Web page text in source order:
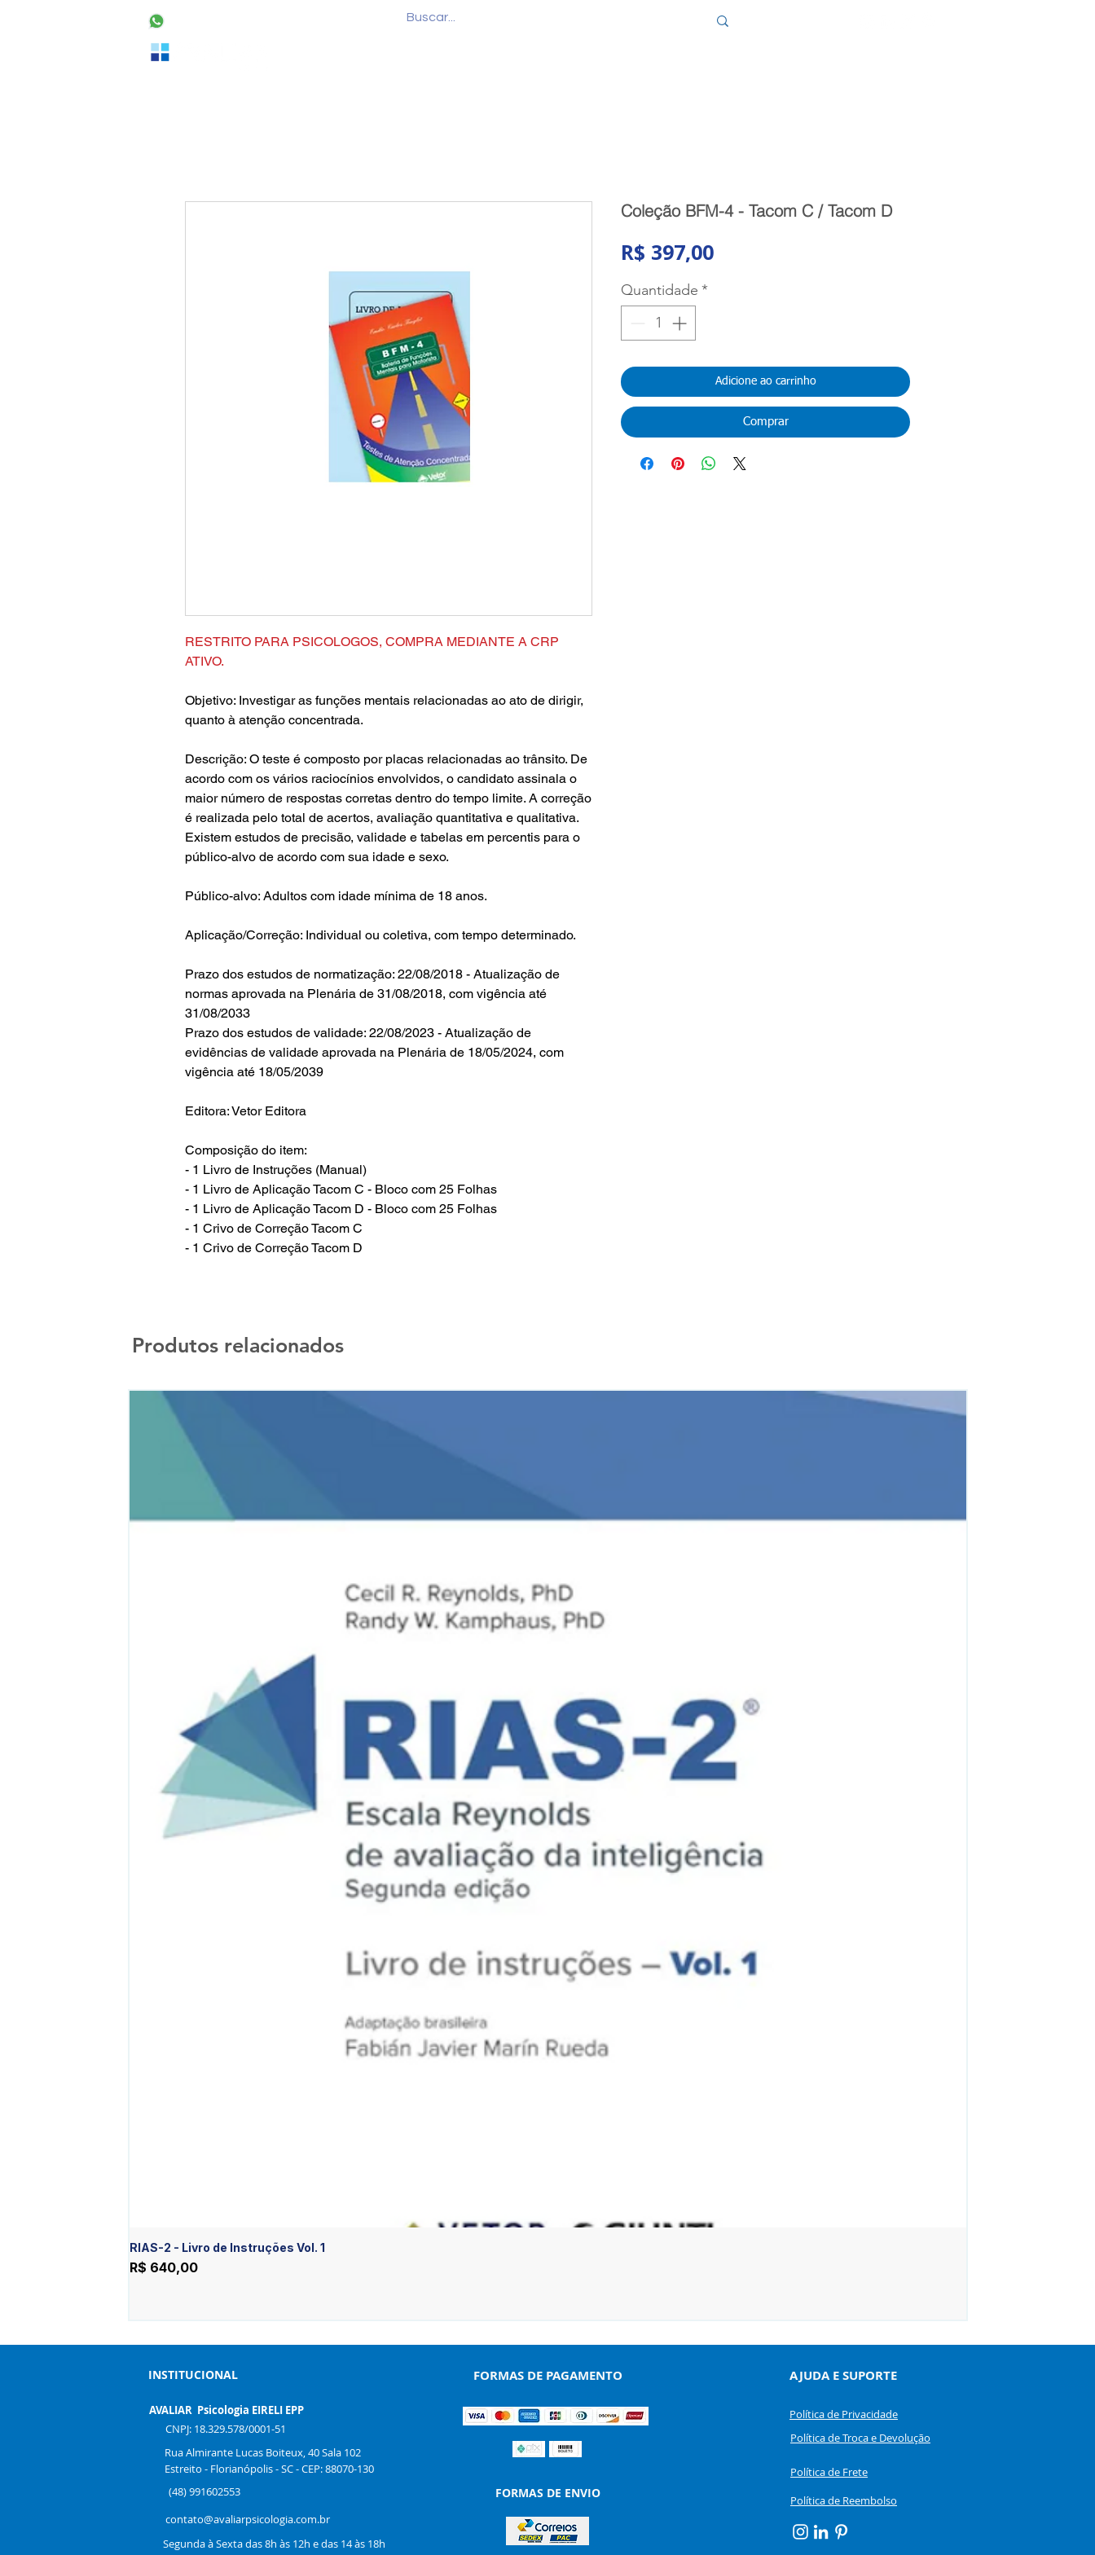
RESTRITO PARA PSICOLOGOS, COMPRA MEDIANTE A CRP
ATIVO.
Objetivo: Investigar as funções mentais relacionadas ao ato de dirigir,
quanto à atenção concentrada.
Descrição: O teste é composto por placas relacionadas ao trânsito. De
acordo com os vários raciocínios envolvidos, o candidato assinala o
maior número de respostas corretas dentro do tempo limite. A correção
é realizada pelo total de acertos, avaliação quantitativa e qualitativa.
Existem estudos de precisão, validade e tabelas em percentis para o
público-alvo de acordo com sua idade e sexo.
Público-alvo: Adultos com idade mínima de 18 anos.
Aplicação/Correção: Individual ou coletiva, com tempo determinado.
Prazo dos estudos de normatização: 22/08/2018 - Atualização de
normas aprovada na Plenária de 31/08/2018, com vigência até
31/08/2033
Prazo dos estudos de validade: 22/08/2023 - Atualização de
evidências de validade aprovada na Plenária de 18/05/2024, com
vigência até 18/05/2039
Editora: Vetor Editora
Composição do item:
- 1 Livro de Instruções (Manual)
- 1 Livro de Aplicação Tacom C - Bloco com 25 Folhas
- 1 Livro de Aplicação Tacom D - Bloco com 25 Folhas
- 1 Crivo de Correção Tacom C
- 1 Crivo de Correção Tacom D
Coleção BFM-4 - Tacom C / Tacom D
R$ 397,00Preço
Quantidade *
Adicione ao carrinho
Comprar
Produtos relacionados
RIAS-2 - Livro de Instruções Vol. 1
Preço
R$ 640,00
INSTITUCIONAL
AVALIAR Psicologia EIRELI EPP
CNPJ: 18.329.578/0001-51
Rua Almirante Lucas Boiteux, 40 Sala 102
Estreito - Florianópolis - SC - CEP: 88070-130
(48) 991602553
contato@avaliarpsicologia.com.br
Segunda à Sexta das 8h às 12h e das 14 às 18h
FORMAS DE PAGAMENTO
FORMAS DE ENVIO
AJUDA E SUPORTE
Política de Privacidade
Política de Frete
Política de Reembolso
Política de Troca e Devolução